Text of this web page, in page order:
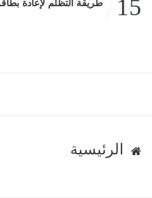
15 طريقة التظلم لإعادة
الرئيسية